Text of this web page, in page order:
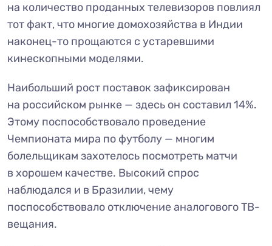
на количество проданных телевизоров повлиял
тот факт, что многие домохозяйства в Индии
наконец-то прощаются с устаревшими
кинескопными моделями.
Наибольший рост поставок зафиксирован
на российском рынке — здесь он составил 14%.
Этому поспособствовало проведение
Чемпионата мира по футболу — многим
болельщикам захотелось посмотреть матчи
в хорошем качестве. Высокий спрос
наблюдался и в Бразилии, чему
поспособствовало отключение аналогового ТВ-
вещания.